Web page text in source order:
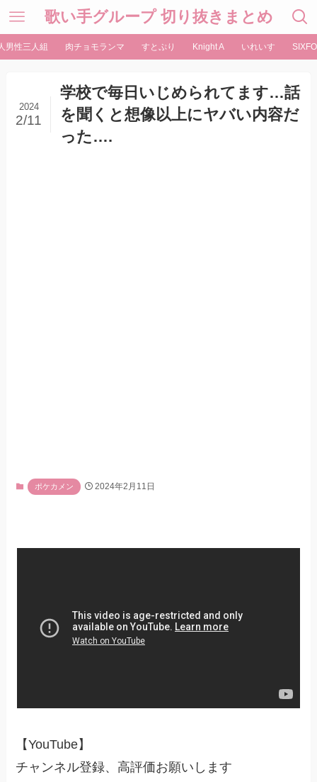
歌い手グループ 切り抜きまとめ
男性三人組 肉チョモランマ すとぷり Knight A いれいす
学校で毎日いじめられてます…話
を聞くと想像以上にヤバい内容だ
った….
2024
2/11
ポケカメン 2024年2月11日
【YouTube】
チャンネル登録、高評価お願いします